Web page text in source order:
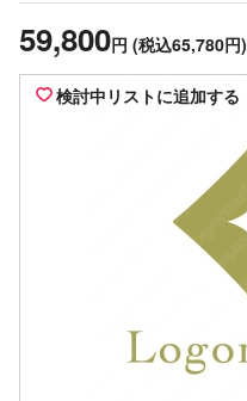
59,800円 (税込65,780円)
検討中リストに追加する